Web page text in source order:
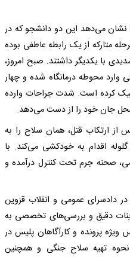
نشان می‌دهد این دو دانشجو که در
متارکه از یک رابطه عاطفی بوده
با یکدیگر داشتند. صبح امروز،
محوطه درمانگاه شده و چهار
کرده است. شدت جراحات وارده
جان خود را از دست می‌دهد.
ارتکاب قتل، همان سلاح را به
اقدام به خودکشی می‌کند. با
صحنه جرم تحت کنترل درآمده و
دادسرای عمومی و انقلاب قزوین
دقیق و بررسی‌های تخصصی به
پرونده و کارآگاهان پلیس در
نحوه تهیه سلاح جنگی و همچنین